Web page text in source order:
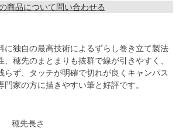
商品について問い合わせる
に独自の最高技術によるずらし巻き立て製法
穂先のまとまりも抜群で線が引きやすく、
らず、タッチが明確で切れが良くキャンパス
家の方に描きやすい筆と好評です。
穂先長さ